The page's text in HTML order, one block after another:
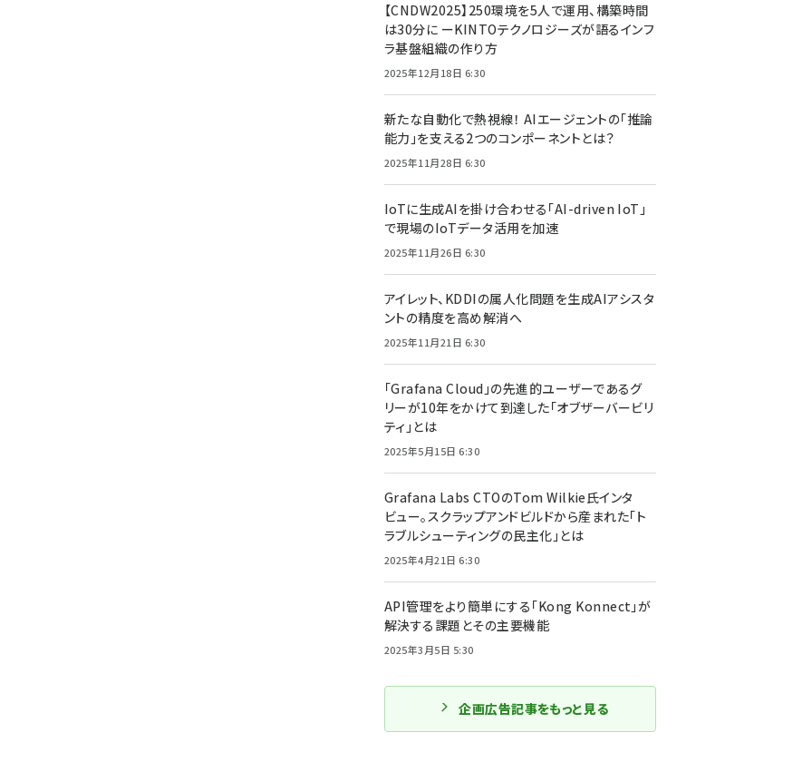
【CNDW2025】250環境を5人で運用、構築時間
は30分に ーKINTOテクノロジーズが語るインフ
ラ基盤組織の作り方
2025年12月18日 6:30
新たな自動化で熱視線！ AIエージェントの「推論
能力」を支える2つのコンポーネントとは？
2025年11月28日 6:30
IoTに生成AIを掛け合わせる「AI-driven IoT」
で現場のIoTデータ活用を加速
2025年11月26日 6:30
アイレット、KDDIの属人化問題を生成AIアシスタ
ントの精度を高め解消へ
2025年11月21日 6:30
「Grafana Cloud」の先進的ユーザーであるグ
リーが10年をかけて到達した「オブザーバービリ
ティ」とは
2025年5月15日 6:30
Grafana Labs CTOのTom Wilkie氏インタ
ビュー。スクラップアンドビルドから産まれた「ト
ラブルシューティングの民主化」とは
2025年4月21日 6:30
API管理をより簡単にする「Kong Konnect」が
解決する課題とその主要機能
2025年3月5日 5:30
企画広告記事をもっと見る